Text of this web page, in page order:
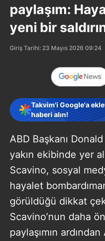
paylaşım:
yeni bir
Giriş Tarihi: 23 Mayıs 2026 09:24
Takvim'i Google'a
haberi alın!
ABD Başkanı
yakın ekibinde yer
Scavino, sosyal
hayalet
görüldüğü dikkat
Scavino’nun daha
paylaşımın